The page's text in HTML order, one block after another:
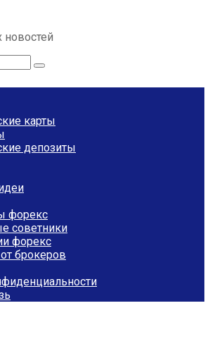
карты
депозиты
форекс
советники
форекс
брокеров